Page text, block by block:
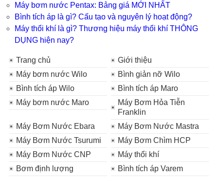
Máy bơm nước Pentax: Bảng giá MỚI NHẤT
Bình tích áp là gì? Cấu tạo và nguyên lý hoạt động?
Máy thổi khí là gì? Thương hiệu máy thổi khí THÔNG
DỤNG hiện nay?
Trang chủ
Giới thiệu
Máy bơm nước Wilo
Bình giản nỡ Wilo
Bình tích áp Wilo
Bình tích áp Maro
Máy bơm nước Maro
Máy Bơm Hỏa Tiễn
Franklin
Máy Bơm Nước Ebara
Máy Bơm Nước Mastra
Máy Bơm Nước Tsurumi
Máy Bơm Chìm HCP
Máy Bơm Nước CNP
Máy thổi khí
Bơm định lượng
Bình tích áp Varem